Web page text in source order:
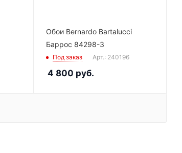
Обои Bernardo Bartalucci
Баррос 84298-3
Под заказ Арт.: 240196
4 800 руб.